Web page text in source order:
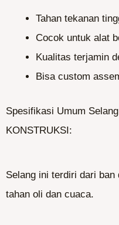
Tahan tekanan
Cocok untuk alat
Kualitas terjamin
Bisa custom
Spesifikasi Umum
KONSTRUKSI:
Selang ini terdiri dari
tahan oli dan cuaca.